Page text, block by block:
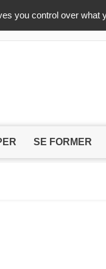
SE FORMER
you control over what